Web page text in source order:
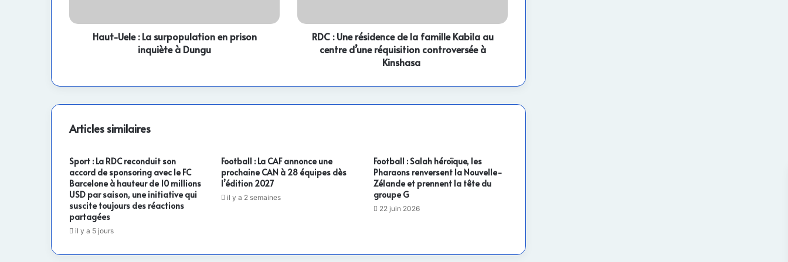
à
Haut-Uele : La surpopulation en prison
inquiète à Dungu
au
centreRDC : Une résidence de la famille Kabila au
centre d’une réquisition controversée à
Kinshasa
Articles similaires
Sport : La RDC reconduit son
accord de sponsoring avec le FC
Barcelone à hauteur de 10 millions
USD par saison, une initiative qui
suscite toujours des réactions
partagées
il y a 5 jours
Football : La CAF annonce une
prochaine CAN à 28 équipes dès
l’édition 2027
il y a 2 semaines
Football : Salah héroïque, les
Pharaons renversent la Nouvelle-
Zélande et prennent la tête du
groupe G
22 juin 2026